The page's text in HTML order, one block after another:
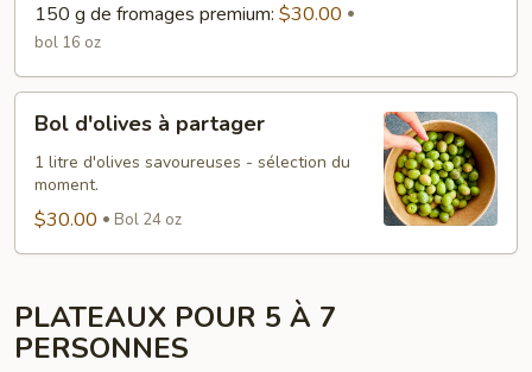
150 g de fromages premium: $30.00
bol 16 oz
d'olives
partager
Bol d'olives à partager
1 litre d'olives savoureuses - sélection du
moment.
$30.00 Bol 24 oz
PLATEAUX POUR 5 À 7
PERSONNES